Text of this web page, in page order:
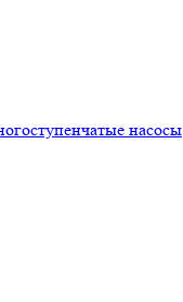
насосы